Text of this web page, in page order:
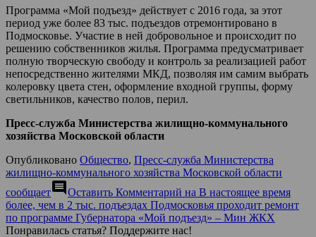
Программа «Мой подъезд» действует с 2016 года, за этот
период уже более 83 тыс. подъездов отремонтировано в
Подмосковье. Участие в ней добровольное и происходит по
решению собственников жилья. Программа предусматривает
полную творческую свободу и контроль за реализацией работ
непосредственно жителями МКД, позволяя им самим выбрать
колеровку цвета стен, оформление входной группы, форму
светильников, качество полов, перил.
Пресс-служба Министерства жилищно-коммунального
хозяйства Московской области
Опубликовано Общество, Пресс-служба Министерства
жилищно-коммунального хозяйства Московской области
сообщаетcomment Оставить Комментарий на В настоящее время
более, чем в 2 тыс. подъездах Подмосковья проходит ремонт
по программе Губернатора «Мой подъезд» – Мин ЖКХ
Понравилась статья? Поддержите нас!